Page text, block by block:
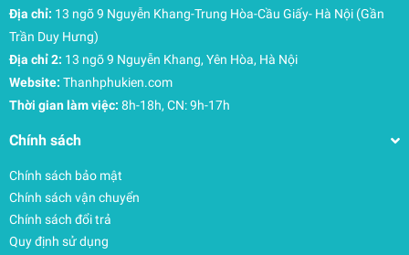
Địa chỉ: 13 ngõ 9 Nguyễn Khang-Trung Hòa-Cầu Giấy- Hà Nội (Gần
Trần Duy Hưng)
Địa chỉ 2: 13 ngõ 9 Nguyễn Khang, Yên Hòa, Hà Nội
Website: Thanhphukien.com
Thời gian làm việc: 8h-18h, CN: 9h-17h
Chính sách
Chính sách bảo mật
Chính sách vận chuyển
Chính sách đổi trả
Quy định sử dụng